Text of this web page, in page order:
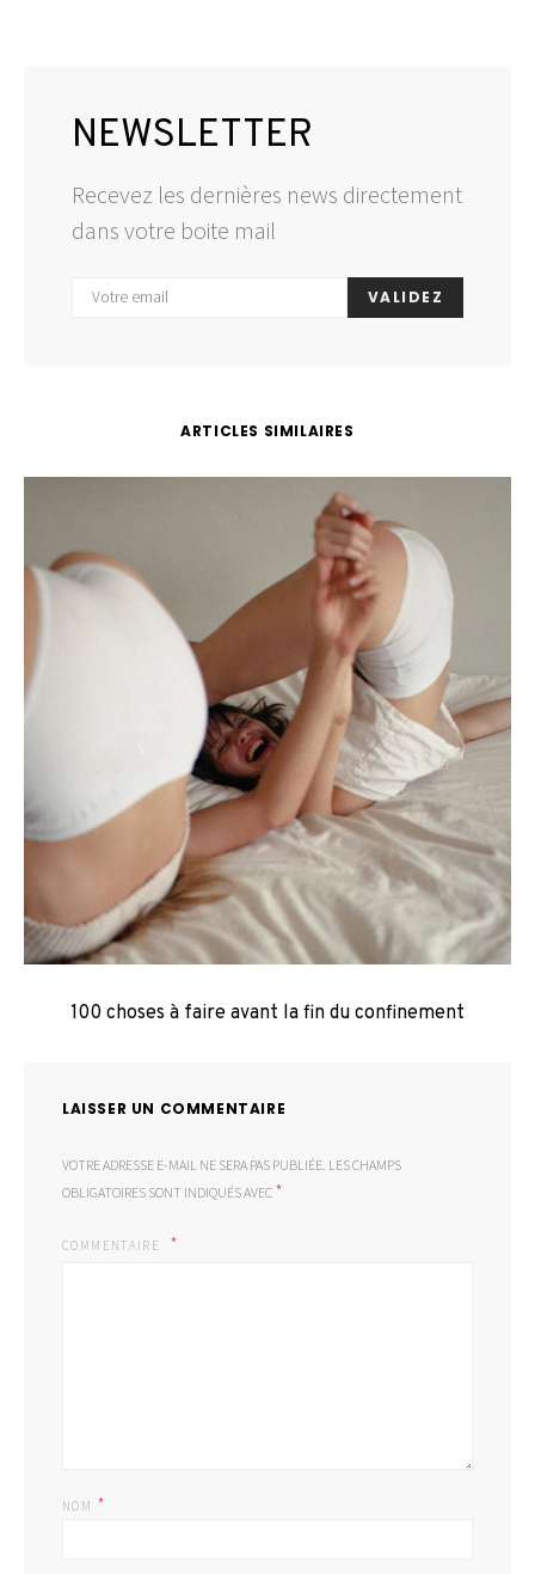
NEWSLETTER
Recevez les dernières news directement
dans votre boite mail
VALIDEZ
ARTICLES SIMILAIRES
100 choses à faire avant la fin du confinement
LAISSER UN COMMENTAIRE
VOTRE ADRESSE E-MAIL NE SERA PAS PUBLIÉE. LES CHAMPS
OBLIGATOIRES SONT INDIQUÉS AVEC *
COMMENTAIRE
NOM *